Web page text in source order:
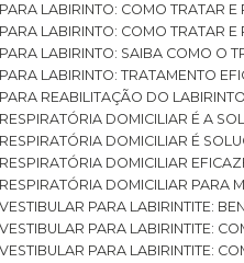
PARA LABIRINTO: COMO TRATAR
PARA LABIRINTO: COMO TRATAR
PARA LABIRINTO: SAIBA COMO O
PARA LABIRINTO: TRATAMENTO
PARA REABILITAÇÃO DO
RESPIRATÓRIA DOMICILIAR É A
RESPIRATÓRIA DOMICILIAR É
RESPIRATÓRIA DOMICILIAR EFICAZ
RESPIRATÓRIA DOMICILIAR
VESTIBULAR PARA LABIRINTITE:
VESTIBULAR PARA LABIRINTITE:
VESTIBULAR PARA LABIRINTITE: